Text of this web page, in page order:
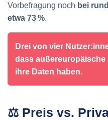
Vorbefragung noch bei
etwa 73 %.
Drei von vier
dass
ihre Daten haben.
⚖️ Preis vs.